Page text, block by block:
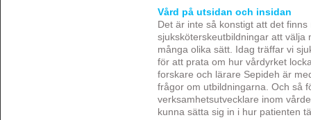
Vård på utsidan och insidan
Det är inte så konstigt att det finns
sjuksköterskeutbildningar att välja
många olika sätt. Idag träffar vi
för att prata om hur vårdyrket
forskare och lärare Sepideh är
frågor om utbildningarna. Och så
verksamhetsutvecklare inom
kunna sätta sig in i hur patienten